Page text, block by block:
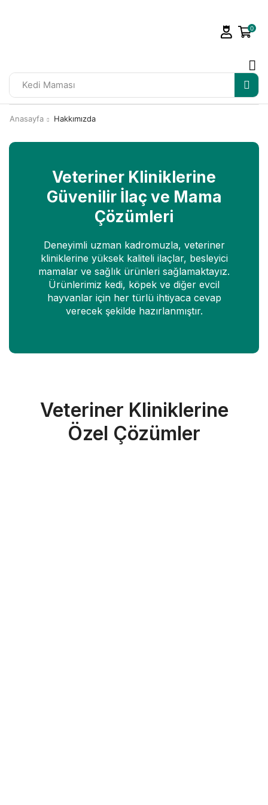
Kedi Maması
0
Anasayfa Hakkımızda
Veteriner Kliniklerine
Güvenilir İlaç ve Mama
Çözümleri
Deneyimli uzman kadromuzla, veteriner
kliniklerine yüksek kaliteli ilaçlar, besleyici
mamalar ve sağlık ürünleri sağlamaktayız.
Ürünlerimiz kedi, köpek ve diğer evcil
hayvanlar için her türlü ihtiyaca cevap
verecek şekilde hazırlanmıştır.
Veteriner Kliniklerine
Özel Çözümler